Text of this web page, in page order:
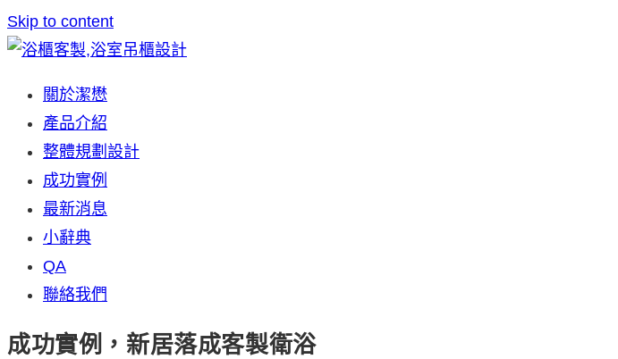
Skip to content
關於潔懋
產品介紹
整體規劃設計
成功實例
最新消息
小辭典
QA
聯絡我們
成功實例，新居落成客製衛浴